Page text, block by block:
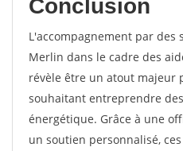
Conclusion
L'accompagnement par des
Merlin dans le cadre des
révèle être un atout majeur
souhaitant entreprendre
énergétique. Grâce à une
un soutien personnalisé,